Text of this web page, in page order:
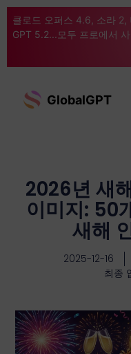
클로드 오퍼스 4.6, 소라 2,
GPT 5.2...모두 프로에서
GlobalGPT
2026년 새
이미지: 50
새해
2025-12-16
최종